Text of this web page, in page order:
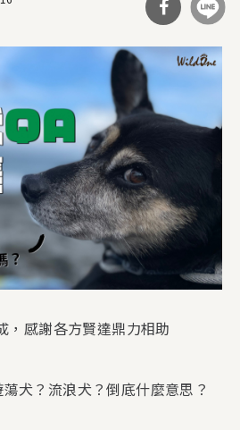
分享
到Fa
cebo
，感謝各方賢達鼎力相助
犬？流浪犬？倒底什麼意思？